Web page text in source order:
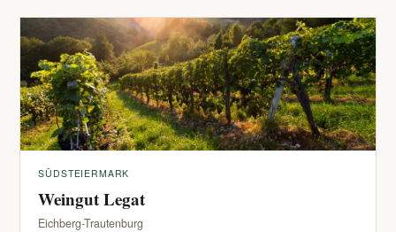
SÜDSTEIERMARK
Weingut Legat
Eichberg-Trautenburg